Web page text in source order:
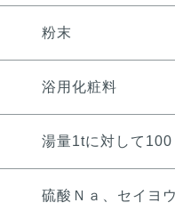
粉末
浴用化粧料
湯量1tに対して
硫酸Ｎａ、セイヨ